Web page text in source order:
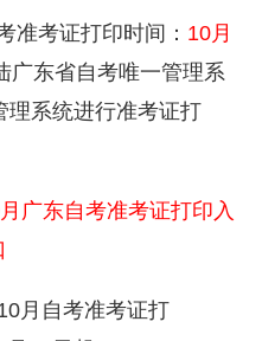
准考证打印时间： 10月
广东省自考唯一管理系
理系统进行准考证打
广东自考准考证打印入